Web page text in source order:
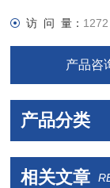
访 问 量： 1272
产品咨
产品分类
相关文章